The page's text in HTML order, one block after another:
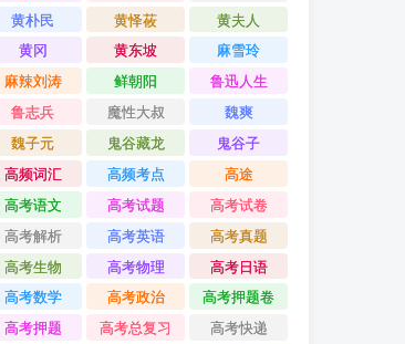
黄朴民
黄怿莜
黄夫人
黄冈
黄东坡
麻雪玲
麻辣刘涛
鲜朝阳
鲁迅人生
鲁志兵
魔性大叔
魏爽
魏子元
鬼谷藏龙
鬼谷子
高频词汇
高频考点
高途
高考语文
高考试题
高考试卷
高考解析
高考英语
高考真题
高考生物
高考物理
高考日语
高考数学
高考政治
高考押题卷
高考押题
高考总复习
高考快递